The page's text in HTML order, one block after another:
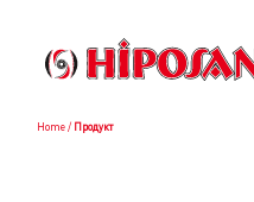
Home/ Продукт